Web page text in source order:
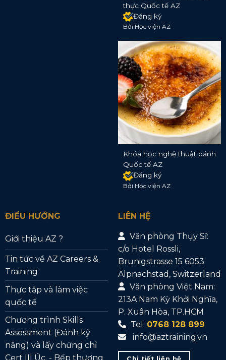
thực Quốc tế AZ
Đăng ký
Bởi Học viện AZ
Khóa học nghệ thuật bánh
Quốc tế AZ
Đăng ký
Bởi Học viện AZ
ĐIỀU HƯỚNG
Giới thiệu AZ ?
Tin tức về AZ Careers &
Training
Thực tập và làm việc
quốc tế
Chương trình Skills
Assessment (Đánh kỹ
năng) và lấy chứng chỉ
Cert III Úc. - Bếp thương
LIÊN HỆ
Văn phòng Thụy Sĩ:
c/o Hotel Rossli,
Brunigstrasse 15 6053
Alpnachstad, Switzerland
Văn phòng Việt Nam:
213A Nam Kỳ Khởi Nghĩa,
P. Xuân Hòa, TP.HCM
Tel: 0768 128 899
info@aztraining.vn